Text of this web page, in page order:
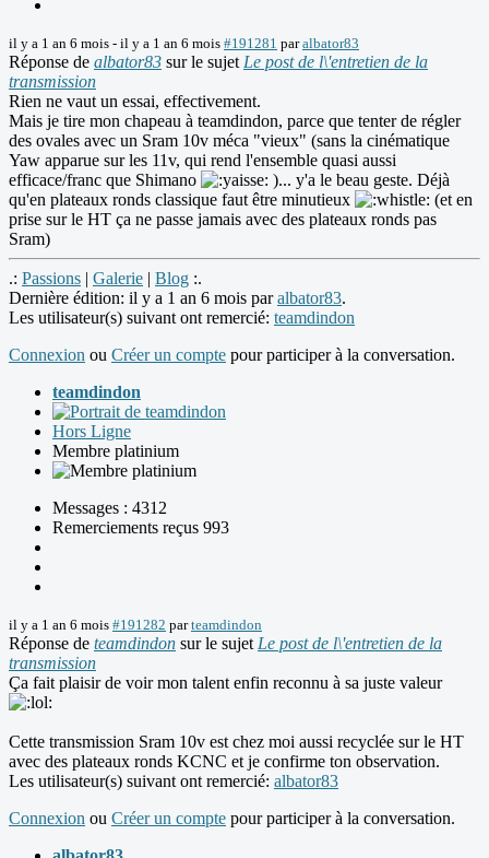
il y a 1 an 6 mois - il y a 1 an 6 mois #191281 paralbator83
Réponse de albator83 sur le sujet Le post de l\'entretien de la
transmission
Rien ne vaut un essai, effectivement.
Mais je tire mon chapeau à teamdindon, parce que tenter de régler
des ovales avec un Sram 10v méca "vieux" (sans la cinématique
Yaw apparue sur les 11v, qui rend l'ensemble quasi aussi
efficace/franc que Shimano
)... y'a le beau geste. Déjà
qu'en plateaux ronds classique faut être minutieux
(et en
prise sur le HT ça ne passe jamais avec des plateaux ronds pas
Sram)
.: Passions | Galerie | Blog :.
Dernière édition: il y a 1 an 6 mois paralbator83.
Les utilisateur(s) suivant ont remercié: teamdindon
Connexion ou Créer un compte pour participer à la conversation.
teamdindon
Hors Ligne
Membre platinium
Messages : 4312
Remerciements reçus 993
il y a 1 an 6 mois #191282 parteamdindon
Réponse de teamdindon sur le sujet Le post de l\'entretien de la
transmission
Ça fait plaisir de voir mon talent enfin reconnu à sa juste valeur
Cette transmission Sram 10v est chez moi aussi recyclée sur le HT
avec des plateaux ronds KCNC et je confirme ton observation.
Les utilisateur(s) suivant ont remercié: albator83
Connexion ou Créer un compte pour participer à la conversation.